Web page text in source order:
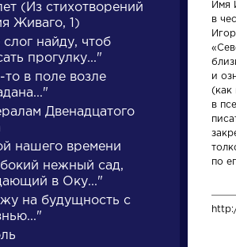
ПИСАТЕЛИ
Иван
деталь
(Из стихотворений
Живаго, 1)
слог найду, чтоб
прогулку..."
то в поле возле
Двенадцатого
нашего времени
нежный сад,
в Оку..."
на будущность с
Имя
в
и
(как
в
по